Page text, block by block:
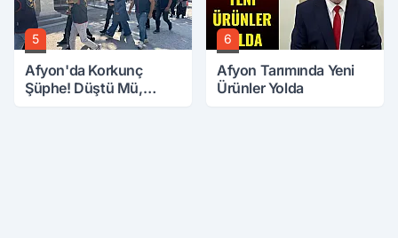
5
Afyon'da Korkunç
Şüphe! Düştü Mü,
6
Afyon Tarımında Yeni
Ürünler Yolda